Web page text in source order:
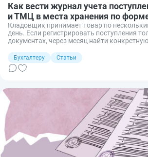
Как вести журнал учета
и ТМЦ в места хранения по
Кладовщик принимает товар по
день. Если регистрировать поступления
документах, через месяц найти
решает эту проблему: журнал учета
записи о приходе ТМЦ в единый реестр.
такой журнал без ошибок.
Бухгалтеру
Статьи